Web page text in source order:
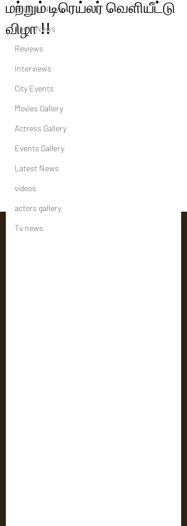
Political News
Tamil News
Reviews
Interviews
City Events
Movies Gallery
Actress Gallery
Events Gallery
Latest News
videos
actors gallery
Tv news
மற்றும் டிரெய்லர் வெளியீட்டு
விழா !!